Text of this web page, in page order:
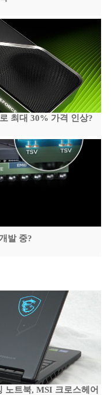
최대 30% 가격 인상?
발 중?
노트북, MSI 크로스헤어